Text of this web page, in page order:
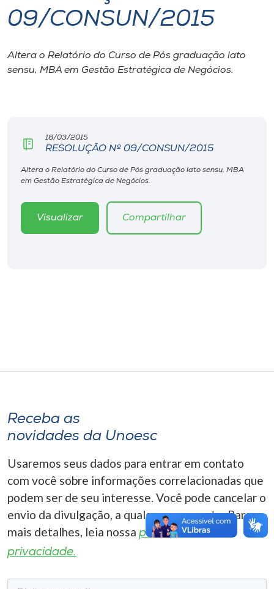
I.nova
Diplomados
CPA
Biblioteca
Editora
A-
09/CONSUN/2015
Altera o Relatório do Curso de Pós graduação lato
sensu, MBA em Gestão Estratégica de Negócios.
18/03/2015
RESOLUÇÃO Nº 09/CONSUN/2015
Altera o Relatório do Curso de Pós graduação lato sensu, MBA
em Gestão Estratégica de Negócios.
Visualizar Compartilhar
Receba as
novidades da Unoesc
Usaremos seus dados para entrar em contato
com você sobre informações correlacionadas que
podem ser de seu interesse. Você pode cancelar o
envio da divulgação, a qualquer momento. Para
mais detalhes, leia nossa política de
privacidade.